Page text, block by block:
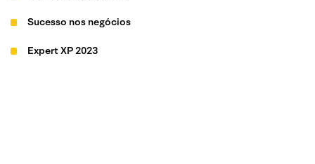
Sucesso nos negócios
Expert XP 2023